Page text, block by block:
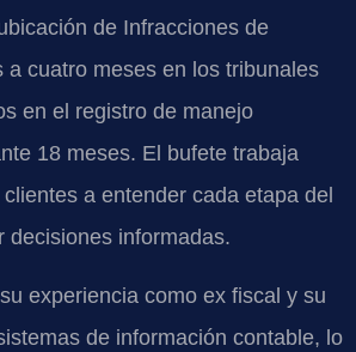
de Infracciones de
a cuatro meses en los tribunales
en el registro de manejo
18 meses. El bufete trabaja
a entender cada etapa del
decisiones informadas.
experiencia como ex fiscal y su
de información contable, lo